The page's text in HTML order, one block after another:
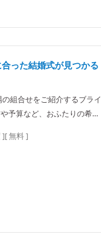
った結婚式が見つかる
組合せをご紹介するブライ
予算など、おふたりの希望
ス】 JR線「飯田橋駅」西口
][ 無料 ]